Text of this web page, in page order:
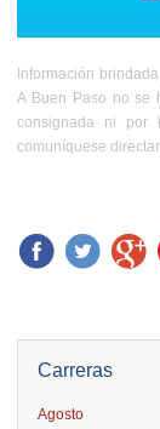
Carreras
Agosto
Información
A Buen Paso no se
consignada ni por
comuníquese